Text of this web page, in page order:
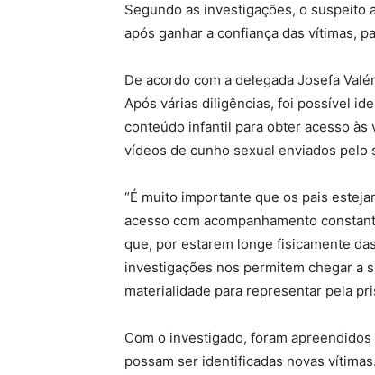
Segundo as investigações, o suspeito
após ganhar a confiança das vítimas,
De acordo com a delegada Josefa
Após várias diligências, foi possível
conteúdo infantil para obter acesso
vídeos de cunho sexual enviados pelo
“É muito importante que os pais
acesso com acompanhamento
que, por estarem longe fisicamente
investigações nos permitem chegar a
materialidade para representar pela
Com o investigado, foram
possam ser identificadas novas